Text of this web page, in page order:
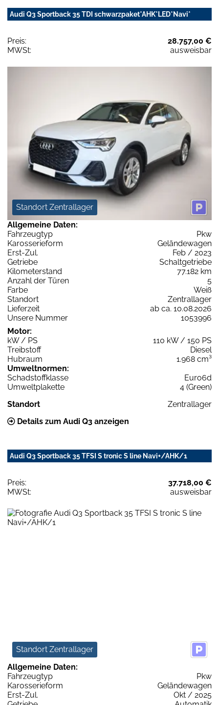
Audi Q3 Sportback 35 TDI schwarzpaket*AHK*LED*Navi*
Preis:
28.757,00 €
MWSt:
ausweisbar
Standort Zentrallager
Allgemeine Daten:
Fahrzeugtyp
Pkw
Karosserieform
Geländewagen
Erst-Zul.
Feb / 2023
Getriebe
Schaltgetriebe
Kilometerstand
77.182 km
Anzahl der Türen
5
Farbe
Weiß
Standort
Zentrallager
Lieferzeit
ab ca. 10.08.2026
Unsere Nummer
1053996
Motor:
kW / PS
110 kW / 150 PS
Treibstoff
Diesel
Hubraum
1.968 cm³
Umweltnormen:
Schadstoffklasse
Euro6d
Umweltplakette
4 (Green)
Standort
Zentrallager
Details zum Audi Q3 anzeigen
Audi Q3 Sportback 35 TFSI S tronic S line Navi+/AHK/1
Preis:
37.718,00 €
MWSt:
ausweisbar
Standort Zentrallager
Allgemeine Daten:
Fahrzeugtyp
Pkw
Karosserieform
Geländewagen
Erst-Zul.
Okt / 2025